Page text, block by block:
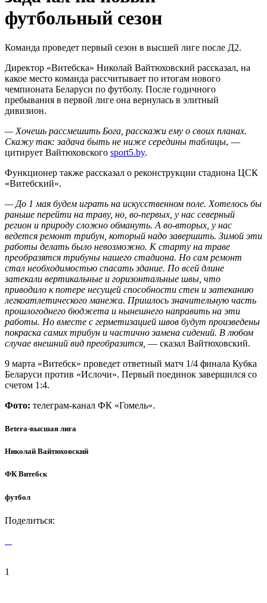
футбольный сезон
Команда проведет первый сезон в высшей лиге после Д2.
Директор «Витебска» Николай Вайтюховский рассказал, на
какое место команда рассчитывает по итогам нового
чемпионата Беларуси по футболу. После годичного
пребывания в первой лиге она вернулась в элитный
дивизион.
— Хочешь рассмешить Бога, расскажи ему о своих планах.
Скажу так: задача быть не ниже середины таблицы, —
цитирует Вайтюховского sport5.by.
Функционер также рассказал о реконструкции стадиона ЦСК
«Витебский».
— До 1 мая будем играть на искусственном поле. Хотелось бы
раньше перейти на траву, но, во-первых, у нас северный
регион и природу сложно обмануть. А во-вторых, у нас
ведется ремонт трибун, который надо завершить. Зимой эти
работы делать было невозможно. К старту на траве
преобразятся трибуны нашего стадиона. Но сам ремонт
стал необходимостью спасать здание. По всей длине
затекали вертикальные и горизонтальные швы, что
приводило к потере несущей способности стен и затеканию
легкоатлетического манежа. Пришлось значительную часть
прошлогоднего бюджета и нынешнего направить на эти
работы. Но вместе с герметизацией швов будут произведены
покраска самих трибун и частично замена сидений. В любом
случае внешний вид преобразится, — сказал Вайтюховский.
9 марта «Витебск» проведет ответный матч 1/4 финала Кубка
Беларуси против «Ислочи». Первый поединок завершился со
счетом 1:4.
Фото: телеграм-канал ФК «Гомель».
Betera-высшая лига
Николай Вайтюховский
ФК Витебск
футбол
Поделиться:
1